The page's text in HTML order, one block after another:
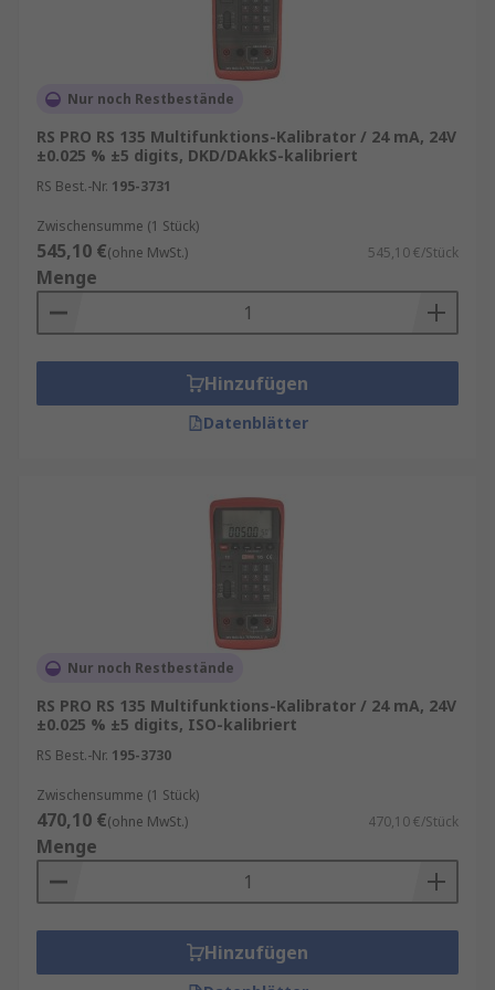
Multifunktionskalibratoren ermöglichen die
Messung und Kalibrierung der meisten
Sensoren, Sender, und Messinstrumente.
Präzision und Genauigkeit
Multifunktionskalibratoren sind für ihre
herausragende Präzision und Genauigkeit
bekannt. Durch hochentwickelte Technologien
und präzise Messverfahren gewährleisten diese
Geräte, dass die kalibrierten Instrumente und
Sensoren die erforderlichen Spezifikationen
wie der Medizin, Luft- und Raumfahrt, Elektronik
und Automobilindustrie, in denen exakte
Messungen von entscheidender Bedeutung sind.
Moderne Multifunktionskalibratoren sind
benutzerfreundlich und einfach zu bedienen.
Intuitive Benutzeroberflächen, Touchscreens und
klare Anleitungen erleichtern die Handhabung,
selbst für komplexe Kalibrierungsaufgaben. Dies
trägt dazu bei, menschliche Fehler zu minimieren
maximieren.
RS-Kalibration
Bei Bedarf bieten wir auch einen
hervorragenden Inhouse-Kalibrierungsservice
an. Siehe hier für weitere Details zu unserem
Kalibrierungsservice
Zukunftsweisende Technologien
Nur noch Restbestände
RS PRO RS 135 Multifunktions-Kalibrator / 24 mA, 24V
±0.025 % ±5 digits, DKD/DAkkS-kalibriert
RS Best.-Nr. 195-3731
Zwischensumme (1 Stück)
545,10 €(ohne MwSt.) 545,10 €/Stück
Menge
Hinzufügen
Datenblätter
Nur noch Restbestände
RS PRO RS 135 Multifunktions-Kalibrator / 24 mA, 24V
±0.025 % ±5 digits, ISO-kalibriert
RS Best.-Nr. 195-3730
Zwischensumme (1 Stück)
470,10 €(ohne MwSt.) 470,10 €/Stück
Menge
Hinzufügen